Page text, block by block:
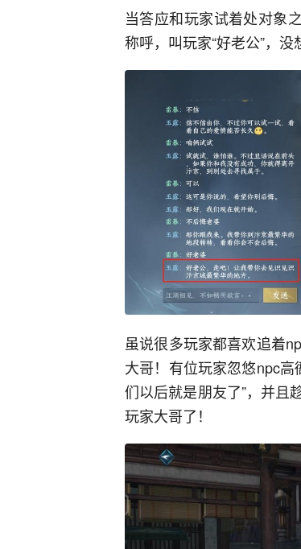
当答应和玩家试着处对象
称呼，叫玩家“好老公”，没
虽说很多玩家都喜欢追着
大哥！有位玩家忽悠npc
们以后就是朋友了”，并且
玩家大哥了！